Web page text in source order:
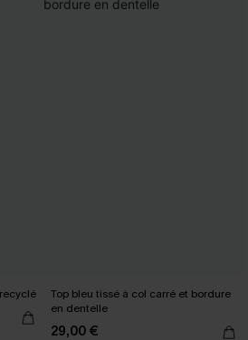
Top bleu tissé à col carré et bordure
en dentelle
29,00 €